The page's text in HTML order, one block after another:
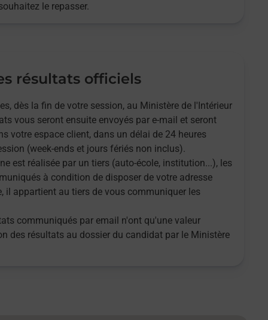
le repasser.
résultats officiels
dès la fin de votre session, au Ministère de l'Intérieur
vous seront ensuite envoyés par e-mail et seront
votre espace client, dans un délai de 24 heures
(week-ends et jours fériés non inclus).
est réalisée par un tiers (auto-école, institution...), les
à condition de disposer de votre adresse
il appartient au tiers de vous communiquer les
communiqués par email n'ont qu'une valeur
des résultats au dossier du candidat par le Ministère